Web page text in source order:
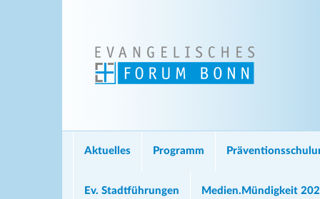
Aktuelles Programm
Ev. Stadtführungen Medien.Mündigkeit